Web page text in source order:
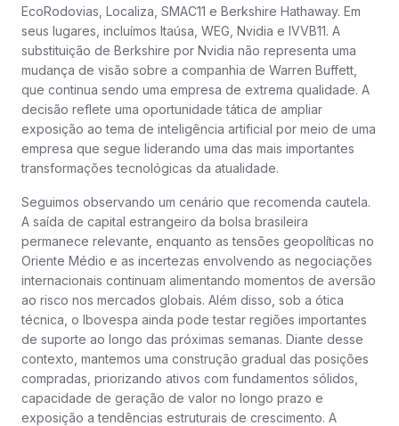
EcoRodovias, Localiza, SMAC11 e Berkshire Hathaway. Em
seus lugares, incluímos Itaúsa, WEG, Nvidia e IVVB11. A
substituição de Berkshire por Nvidia não representa uma
mudança de visão sobre a companhia de Warren Buffett,
que continua sendo uma empresa de extrema qualidade. A
decisão reflete uma oportunidade tática de ampliar
exposição ao tema de inteligência artificial por meio de uma
empresa que segue liderando uma das mais importantes
transformações tecnológicas da atualidade.
Seguimos observando um cenário que recomenda cautela.
A saída de capital estrangeiro da bolsa brasileira
permanece relevante, enquanto as tensões geopolíticas no
Oriente Médio e as incertezas envolvendo as negociações
internacionais continuam alimentando momentos de aversão
ao risco nos mercados globais. Além disso, sob a ótica
técnica, o Ibovespa ainda pode testar regiões importantes
de suporte ao longo das próximas semanas. Diante desse
contexto, mantemos uma construção gradual das posições
compradas, priorizando ativos com fundamentos sólidos,
capacidade de geração de valor no longo prazo e
exposição a tendências estruturais de crescimento. A